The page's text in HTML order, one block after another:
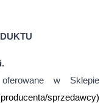
w Sklepie
sprzedawcy)